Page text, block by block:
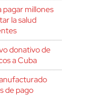
pagar millones
la salud
donativo de
a Cuba
de pago